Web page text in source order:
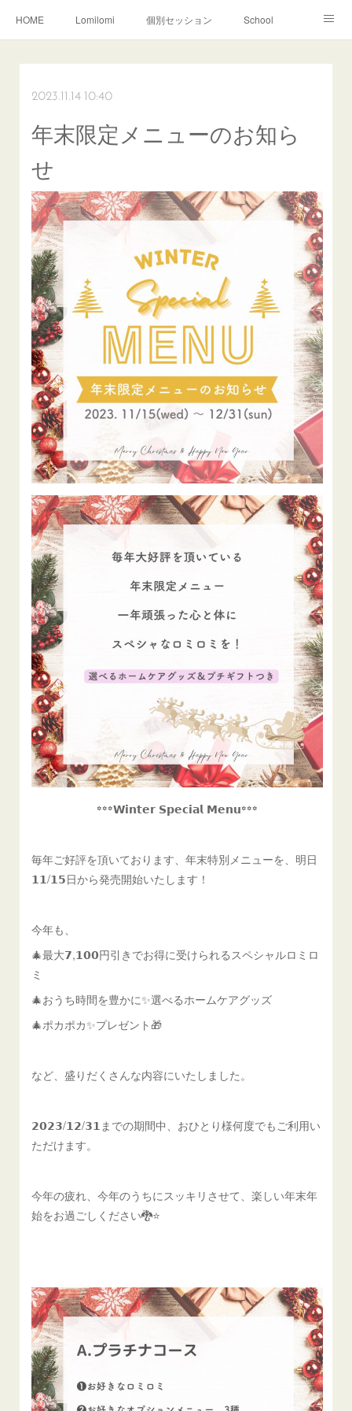
HOME Lomilomi 個別セッション School
School無料説明会
2023.11.14 10:40
年末限定メニューのお知ら
せ
꙳꙳꙳𝗪𝗶𝗻𝘁𝗲𝗿 𝗦𝗽𝗲𝗰𝗶𝗮𝗹 𝗠𝗲𝗻𝘂꙳꙳꙳
毎年ご好評を頂いております、年末特別メニューを、明日
𝟭𝟭/𝟭𝟱日から発売開始いたします！
今年も、
🎄最大𝟳,𝟭𝟬𝟬円引きでお得に受けられるスペシャルロミロ
ミ
🎄おうち時間を豊かに✨選べるホームケアグッズ
🎄ポカポカ✨プレゼント🎁
など、盛りだくさんな内容にいたしました。
𝟮𝟬𝟮𝟯/𝟭𝟮/𝟯𝟭までの期間中、おひとり様何度でもご利用い
ただけます。
今年の疲れ、今年のうちにスッキリさせて、楽しい年末年
始をお過ごしください🐉⭐️